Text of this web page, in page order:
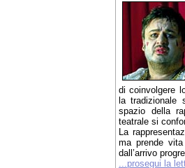
di coinvolgere
la tradizionale
spazio della
teatrale si
La
ma prende
dall’arrivo
...prosegui la